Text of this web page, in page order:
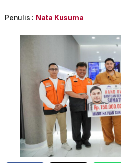
Penulis : Nata Kusuma